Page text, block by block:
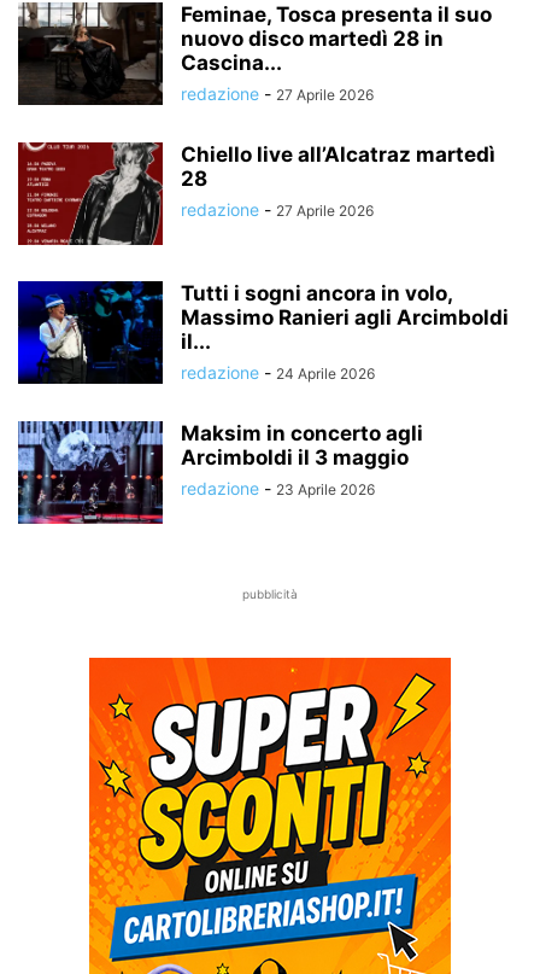
Feminae, Tosca presenta il suo
nuovo disco martedì 28 in
Cascina...
redazione - 27 Aprile 2026
Chiello live all’Alcatraz martedì
28
redazione - 27 Aprile 2026
Tutti i sogni ancora in volo,
Massimo Ranieri agli Arcimboldi
il...
redazione - 24 Aprile 2026
Maksim in concerto agli
Arcimboldi il 3 maggio
redazione - 23 Aprile 2026
pubblicità